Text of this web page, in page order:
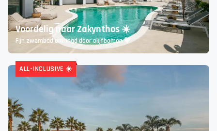
LUXE ✨
Voordelig naar Zakynthos ☀️